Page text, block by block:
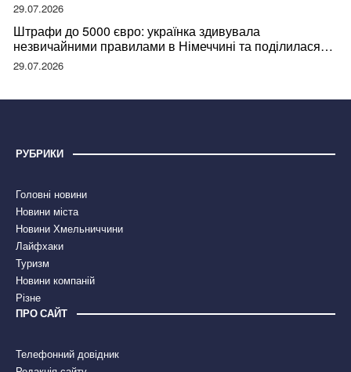
29.07.2026
Штрафи до 5000 євро: українка здивувала
незвичайними правилами в Німеччині та поділилася
правдою
29.07.2026
РУБРИКИ
Головні новини
Новини міста
Новини Хмельниччини
Лайфхаки
Туризм
Новини компаній
Різне
ПРО САЙТ
Телефонний довідник